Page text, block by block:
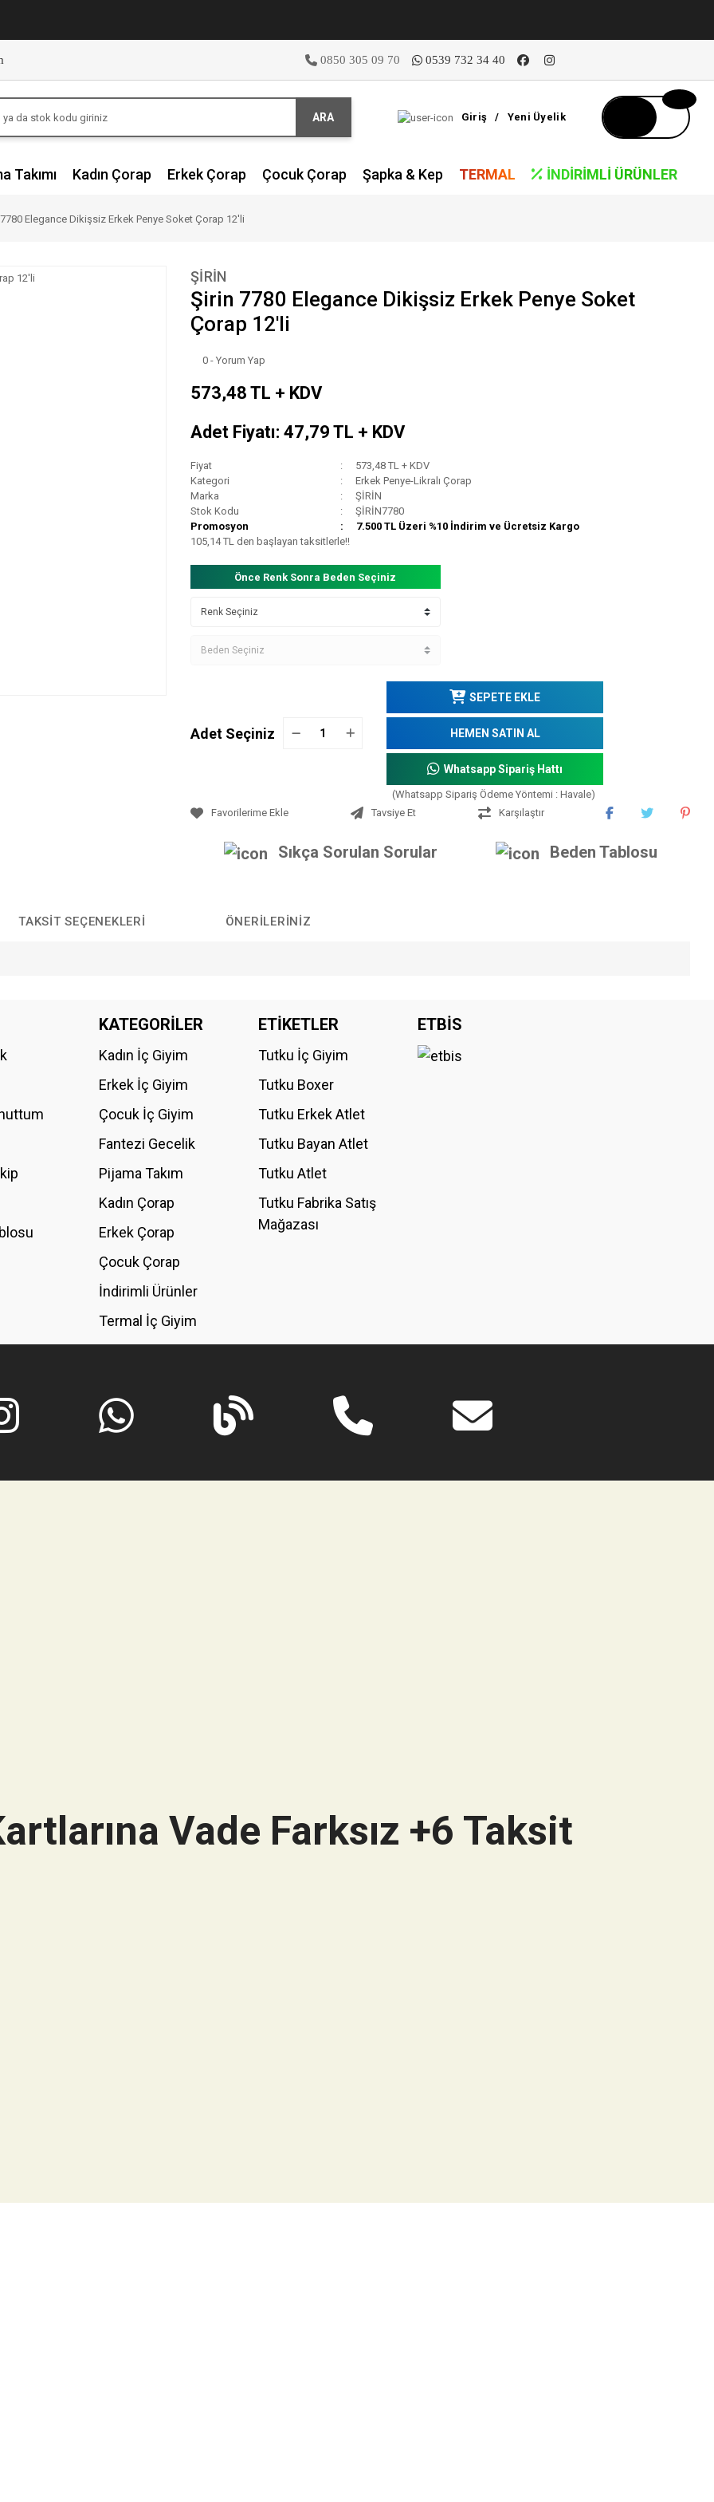
0850 305 09 70 0539 732 34 40
ARA Giriş / Yeni Üyelik
Takımı Kadın Çorap Erkek Çorap Çocuk Çorap Şapka & Kep TERMAL İNDIRIMLI ÜRÜNLER
Elegance Dikişsiz Erkek Penye Soket Çorap 12'li
ŞİRİN
Şirin 7780 Elegance Dikişsiz Erkek Penye Soket
Çorap 12'li
0 - Yorum Yap
573,48 TL + KDV
Adet Fiyatı: 47,79 TL + KDV
Fiyat
573,48 TL + KDV
Kategori
Erkek Penye-Likralı Çorap
Marka
ŞİRİN
Stok Kodu
ŞİRİN7780
Promosyon
7.500 TL Üzeri %10 İndirim ve Ücretsiz Kargo
105,14 TL den başlayan taksitlerle!!
Önce Renk Sonra Beden Seçiniz
Adet Seçiniz
SEPETE EKLE
HEMEN SATIN AL
Whatsapp Sipariş Hattı
(Whatsapp Sipariş Ödeme Yöntemi : Havale)
Tavsiye Et
Karşılaştır
Sıkça Sorulan Sorular Beden Tablosu
TAKSIT SEÇENEKLERI ÖNERILERINIZ
Bu ürüne ilk yorumu siz yapın!
KATEGORİLER
Kadın İç Giyim
Erkek İç Giyim
Çocuk İç Giyim
Fantezi Gecelik
Pijama Takım
Kadın Çorap
Erkek Çorap
Çocuk Çorap
İndirimli Ürünler
Termal İç Giyim
ETİKETLER
Tutku İç Giyim
Tutku Boxer
Tutku Erkek Atlet
Tutku Bayan Atlet
Tutku Atlet
Tutku Fabrika Satış
Mağazası
ETBİS
Vade Farksız +6 Taksit